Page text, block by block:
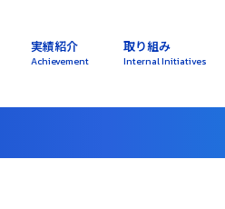
実績紹介
Achievement
取り組み
Internal Initiatives